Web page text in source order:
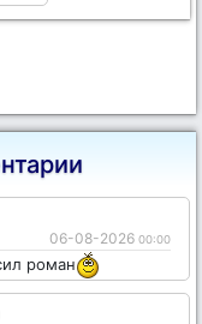
06-08-2026 00:00
роман